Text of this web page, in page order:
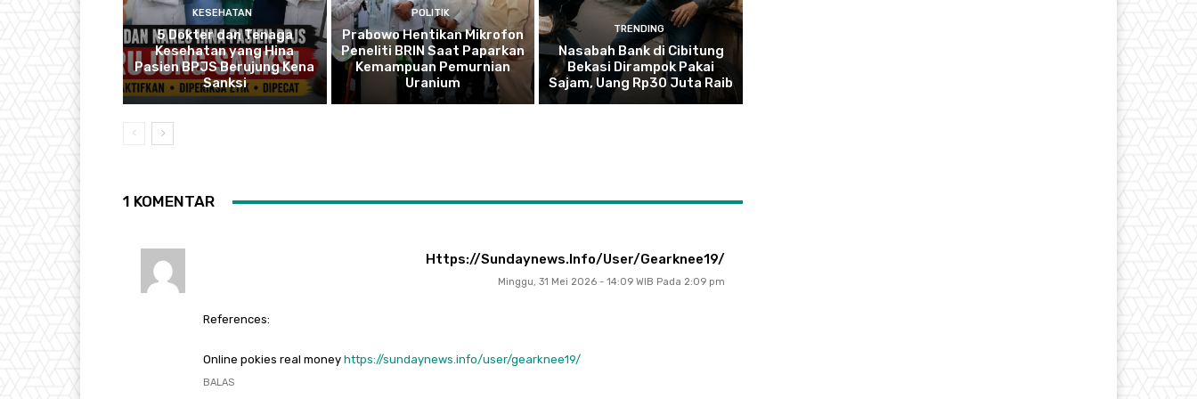
KESEHATAN
5 Dokter dan Tenaga
Kesehatan yang Hina
Pasien BPJS Berujung Kena
Sanksi
POLITIK
Prabowo Hentikan Mikrofon
Peneliti BRIN Saat Paparkan
Kemampuan Pemurnian
Uranium
TRENDING
Nasabah Bank di Cibitung
Bekasi Dirampok Pakai
Sajam, Uang Rp30 Juta Raib
1 KOMENTAR
Https://sundaynews.info/user/gearknee19/
Minggu, 31 Mei 2026 - 14:09 WIB Pada 2:09 pm
References:
Online pokies real money https://sundaynews.info/user/gearknee19/
BALAS